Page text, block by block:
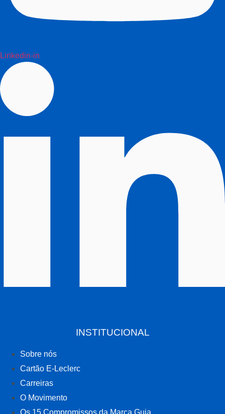
Linkedin-in
INSTITUCIONAL
Sobre nós
Cartão E-Leclerc
Carreiras
O Movimento